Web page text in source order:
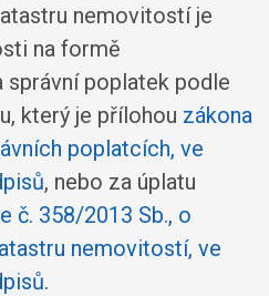
nemovitostí je
na formě
správní poplatek podle
který je přílohou zákona
poplatcích, ve
, nebo za úplatu
č. 358/2013 Sb., o
nemovitostí, ve
.